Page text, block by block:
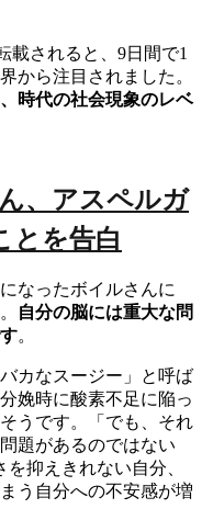
載されると、9日間で1
から注目されました。
時代の社会現象のレベ
、アスペルガ
とを告白
なったボイルさんに
自分の脳には重大な問
。
カなスージー」と呼ば
娩時に酸素不足に陥っ
うです。「でも、それ
題があるのではない
抑えきれない自分、
う自分への不安感が増